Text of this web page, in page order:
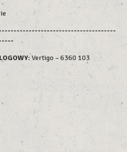
: Vertigo – 6360 103